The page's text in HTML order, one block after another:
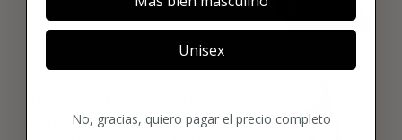
03
CADA MES
Unisex
No, gracias, quiero pagar el precio completo